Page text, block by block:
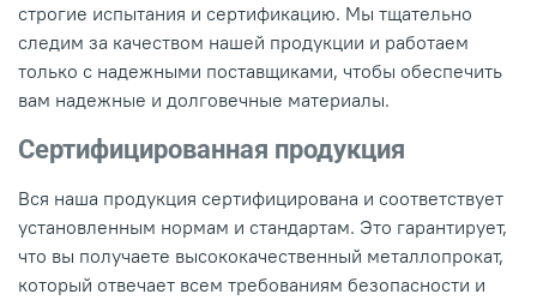
строгие испытания и сертификацию. Мы тщательно
следим за качеством нашей продукции и работаем
только с надежными поставщиками, чтобы обеспечить
вам надежные и долговечные материалы.
Сертифицированная продукция
Вся наша продукция сертифицирована и соответствует
установленным нормам и стандартам. Это гарантирует,
что вы получаете высококачественный металлопрокат,
который отвечает всем требованиям безопасности и